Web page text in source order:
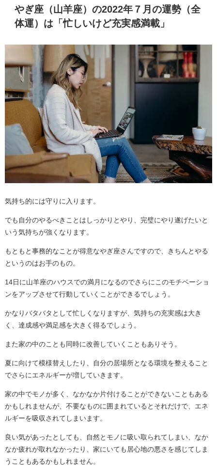
やぎ座（山羊座）の2022年７月の運勢（全
体運）は「忙しいけど充実感満載」
気持ち的には守りに入ります。
でも自分のやるべきことはしっかりとやり、完璧にやり遂げたいと
いう気持ちが強くなります。
もともと事務的なことが得意なやぎ座さんですので、きちんとやる
というのはお手のもの。
14日に山羊座のハウスでの満月になるのでさらにこのモチベーショ
ンをアップさせて行動していくことができるでしょう。
かなりバタバタとして忙しくなりますが、気持ちの充実感は大き
く、達成感や満足感を大きく得るでしょう。
また家の中のことも同時に改善していくこともありそう。
夏に向けて模様替えしたり、自分の居場所となる環境を整えること
でさらにエネルギーが増していきます。
家の中でモノが多く、なかなか片付けることができないこともある
かもしれませんが、不要なものに囲まれているとそれだけで、エネ
ルギーを吸収されてしまいます。
良い気があったとしても、自然とモノに吸い取られてしまい、なか
なか疲れが取れなかったり、家にいても居心地の悪さを感じてしま
うこともあるかもしれません。